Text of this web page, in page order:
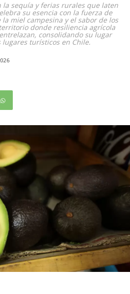
la sequía y ferias rurales que laten
su esencia con la fuerza de
miel campesina y el sabor de los
donde resiliencia agrícola
consolidando su lugar
turísticos en Chile.